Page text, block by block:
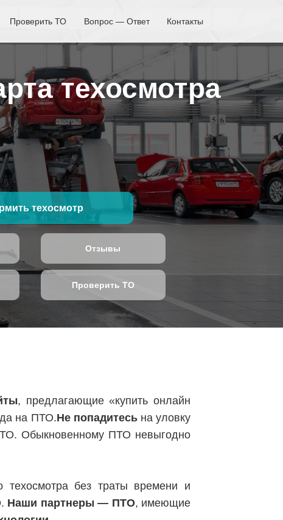
Проверить ТО Вопрос — Ответ Контакты
техосмотра
техосмотр
Отзывы
Проверить ТО
, предлагающие «купить онлайн
на ПТО.Не попадитесьна уловку
Обыкновенному ПТО невыгодно
без траты времени и
Наши партнеры — ПТО, имеющие